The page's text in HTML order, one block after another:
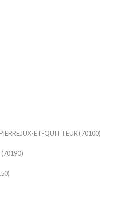
ET-QUITTEUR (70100)